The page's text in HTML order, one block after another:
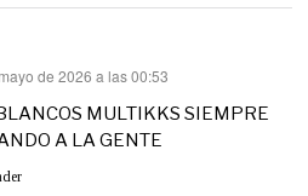
de 2026 a las 00:53
MULTIKKS SIEMPRE
A LA GENTE